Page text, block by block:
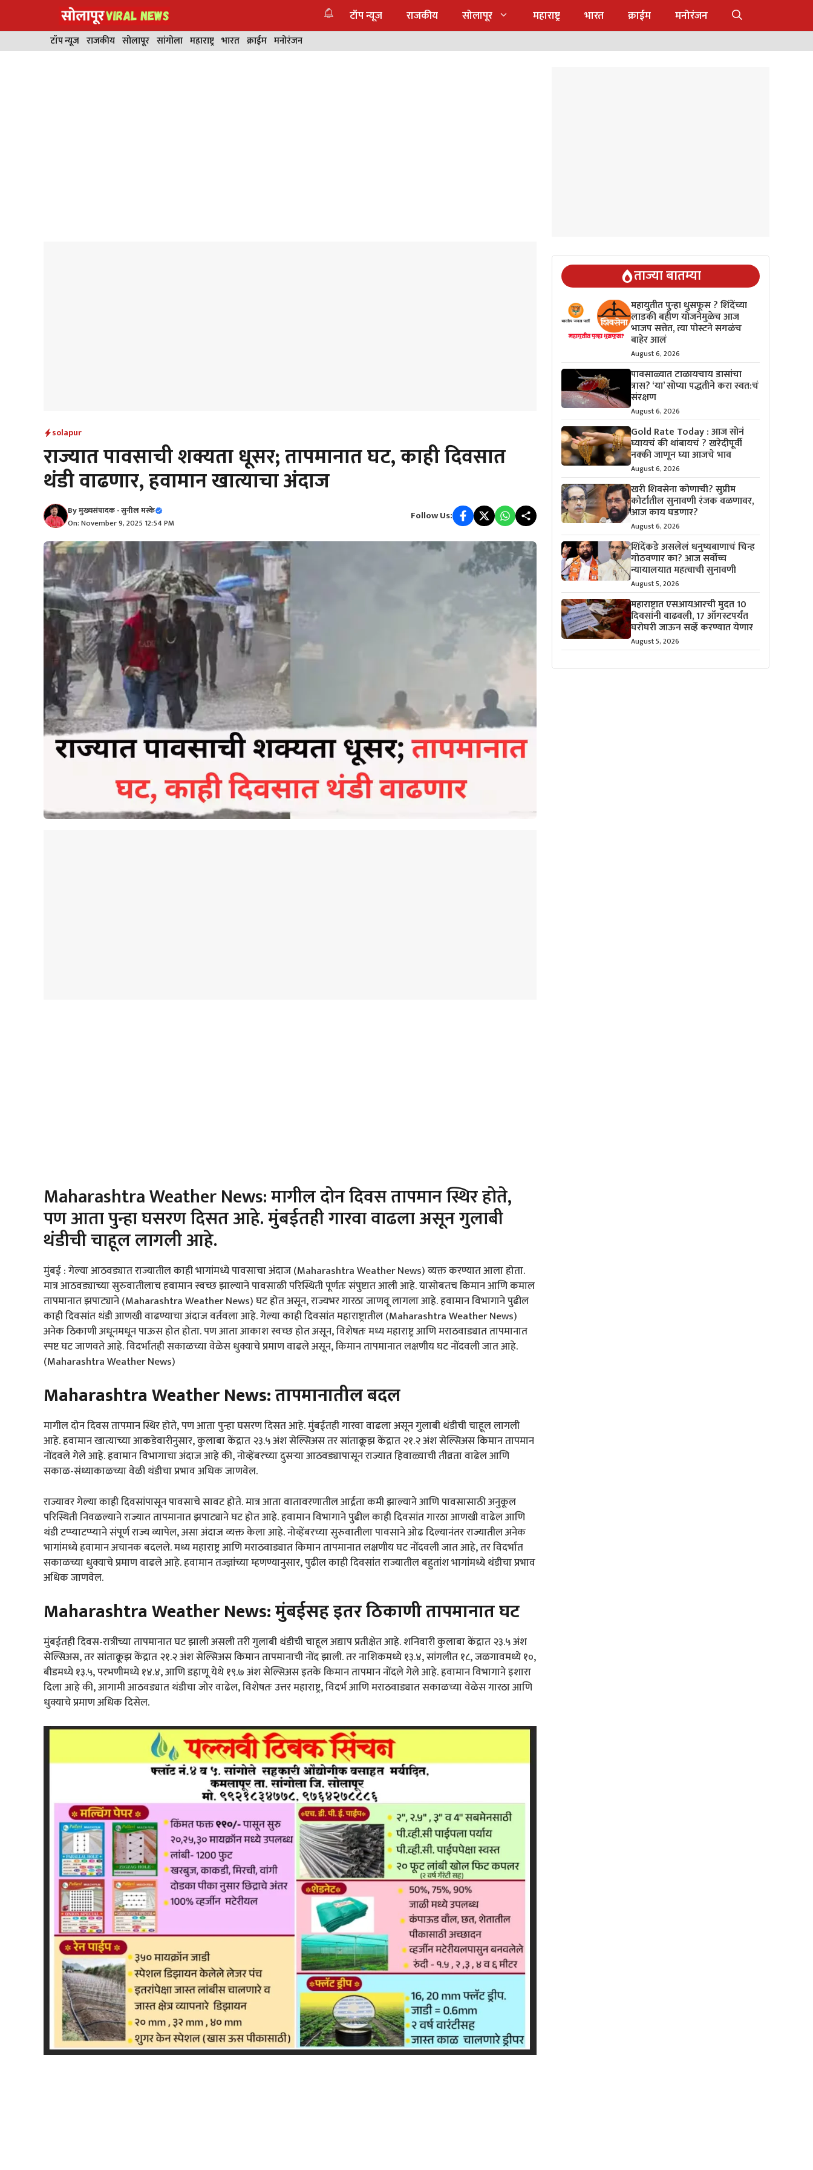
टॉप न्यूज राजकीय सोलापूर महाराष्ट्र भारत क्राईम मनोरंजन
टॉप न्यूज राजकीय सोलापूर सांगोला महाराष्ट्र भारत क्राईम मनोरंजन
solapur
राज्यात पावसाची शक्यता धूसर; तापमानात घट, काही दिवसात
थंडी वाढणार, हवामान खात्याचा अंदाज
Byमुख्यसंपादक - सुनील मस्के
On: November 9, 2025 12:54 PM
Follow Us:
Maharashtra Weather News: मागील दोन दिवस तापमान स्थिर होते,
पण आता पुन्हा घसरण दिसत आहे. मुंबईतही गारवा वाढला असून गुलाबी
थंडीची चाहूल लागली आहे.
मुंबई : गेल्या आठवड्यात राज्यातील काही भागांमध्ये पावसाचा अंदाज (Maharashtra Weather News) व्यक्त करण्यात आला होता.
मात्र आठवड्याच्या सुरुवातीलाच हवामान स्वच्छ झाल्याने पावसाळी परिस्थिती पूर्णतः संपुष्टात आली आहे. यासोबतच किमान आणि कमाल
तापमानात झपाट्याने (Maharashtra Weather News) घट होत असून, राज्यभर गारठा जाणवू लागला आहे. हवामान विभागाने पुढील
काही दिवसांत थंडी आणखी वाढण्याचा अंदाज वर्तवला आहे. गेल्या काही दिवसांत महाराष्ट्रातील (Maharashtra Weather News)
अनेक ठिकाणी अधूनमधून पाऊस होत होता. पण आता आकाश स्वच्छ होत असून, विशेषतः मध्य महाराष्ट्र आणि मराठवाड्यात तापमानात
स्पष्ट घट जाणवते आहे. विदर्भातही सकाळच्या वेळेस धुक्याचे प्रमाण वाढले असून, किमान तापमानात लक्षणीय घट नोंदवली जात आहे.
(Maharashtra Weather News)
Maharashtra Weather News: तापमानातील बदल
मागील दोन दिवस तापमान स्थिर होते, पण आता पुन्हा घसरण दिसत आहे. मुंबईतही गारवा वाढला असून गुलाबी थंडीची चाहूल लागली
आहे. हवामान खात्याच्या आकडेवारीनुसार, कुलाबा केंद्रात २३.५ अंश सेल्सिअस तर सांताक्रूझ केंद्रात २१.२ अंश सेल्सिअस किमान तापमान
नोंदवले गेले आहे. हवामान विभागाचा अंदाज आहे की, नोव्हेंबरच्या दुसऱ्या आठवड्यापासून राज्यात हिवाळ्याची तीव्रता वाढेल आणि
सकाळ-संध्याकाळच्या वेळी थंडीचा प्रभाव अधिक जाणवेल.
राज्यावर गेल्या काही दिवसांपासून पावसाचे सावट होते. मात्र आता वातावरणातील आर्द्रता कमी झाल्याने आणि पावसासाठी अनुकूल
परिस्थिती निवळल्याने राज्यात तापमानात झपाट्याने घट होत आहे. हवामान विभागाने पुढील काही दिवसांत गारठा आणखी वाढेल आणि
थंडी टप्प्याटप्प्याने संपूर्ण राज्य व्यापेल, असा अंदाज व्यक्त केला आहे. नोव्हेंबरच्या सुरुवातीला पावसाने ओढ दिल्यानंतर राज्यातील अनेक
भागांमध्ये हवामान अचानक बदलले. मध्य महाराष्ट्र आणि मराठवाड्यात किमान तापमानात लक्षणीय घट नोंदवली जात आहे, तर विदर्भात
सकाळच्या धुक्याचे प्रमाण वाढले आहे. हवामान तज्ज्ञांच्या म्हणण्यानुसार, पुढील काही दिवसांत राज्यातील बहुतांश भागांमध्ये थंडीचा प्रभाव
अधिक जाणवेल.
Maharashtra Weather News: मुंबईसह इतर ठिकाणी तापमानात घट
मुंबईतही दिवस-रात्रीच्या तापमानात घट झाली असली तरी गुलाबी थंडीची चाहूल अद्याप प्रतीक्षेत आहे. शनिवारी कुलाबा केंद्रात २३.५ अंश
सेल्सिअस, तर सांताक्रूझ केंद्रात २१.२ अंश सेल्सिअस किमान तापमानाची नोंद झाली. तर नाशिकमध्ये १३.४, सांगलीत १८, जळगावमध्ये १०,
बीडमध्ये १३.५, परभणीमध्ये १४.४, आणि डहाणू येथे १९.७ अंश सेल्सिअस इतके किमान तापमान नोंदले गेले आहे. हवामान विभागाने इशारा
दिला आहे की, आगामी आठवड्यात थंडीचा जोर वाढेल, विशेषतः उत्तर महाराष्ट्र, विदर्भ आणि मराठवाड्यात सकाळच्या वेळेस गारठा आणि
धुक्याचे प्रमाण अधिक दिसेल.
ताज्या बातम्या
महायुतीत पुन्हा धुसफूस ? शिंदेंच्या
लाडकी बहीण योजनेमुळेच आज
भाजप सत्तेत, त्या पोस्टने सगळंच
बाहेर आलं
August 6, 2026
पावसाळ्यात टाळायचाय डासांचा
त्रास? ‘या’ सोप्या पद्धतीने करा स्वत:चं
संरक्षण
August 6, 2026
Gold Rate Today : आज सोनं
घ्यायचं की थांबायचं ? खरेदीपूर्वी
नक्की जाणून घ्या आजचे भाव
August 6, 2026
खरी शिवसेना कोणाची? सुप्रीम
कोर्टातील सुनावणी रंजक वळणावर,
आज काय घडणार?
August 6, 2026
शिंदेंकडे असलेलं धनुष्यबाणाचं चिन्ह
गोठवणार का? आज सर्वोच्च
न्यायालयात महत्वाची सुनावणी
August 5, 2026
महाराष्ट्रात एसआयआरची मुदत 10
दिवसांनी वाढवली, 17 ऑगस्टपर्यंत
घरोघरी जाऊन सर्व्हे करण्यात येणार
August 5, 2026